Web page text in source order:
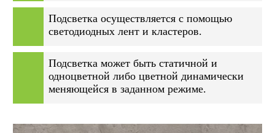
Подсветка осуществляется с помощью
светодиодных лент и кластеров.
Подсветка может быть статичной и
одноцветной либо цветной динамически
меняющейся в заданном режиме.